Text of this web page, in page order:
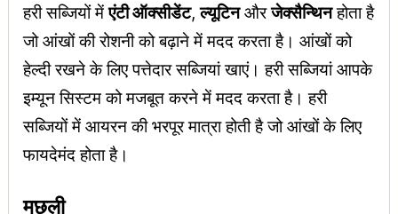
हरी सब्जियों मेंएंटी ऑक्सीडेंट,ल्यूटिनऔरजेक्सैन्थिनहोता है
जो आंखों की रोशनी को बढ़ाने में मदद करता है। आंखों को
हेल्दी रखने के लिए पत्तेदार सब्जियां खाएं। हरी सब्जियां आपके
इम्यून सिस्टम को मजबूत करने में मदद करता है। हरी
सब्जियों में आयरन की भरपूर मात्रा होती है जो आंखों के लिए
फायदेमंद होता है।
मछली